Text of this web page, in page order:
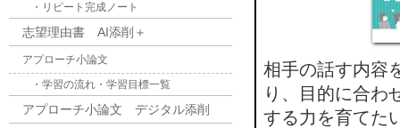
・リピート完成ノート
志望理由書 AI添削＋
アプローチ小論文
・学習の流れ・学習目標一覧
アプローチ小論文 デジタル添削
相手の話す内容
り、目的に合わ
する力を育てた